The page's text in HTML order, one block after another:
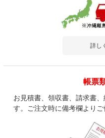
詳し
帳票
お見積書、領収書、請求書
す。ご注文時に備考欄よりご